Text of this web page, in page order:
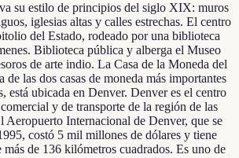
su estilo de principios del siglo XIX: muros
iglesias altas y calles estrechas. El centro
del Estado, rodeado por una biblioteca
Biblioteca pública y alberga el Museo
de arte indio. La Casa de la Moneda del
de las dos casas de moneda más importantes
está ubicada en Denver. Denver es el centro
y de transporte de la región de las
Aeropuerto Internacional de Denver, que se
costó 5 mil millones de dólares y tiene
de 136 kilómetros cuadrados. Es uno de